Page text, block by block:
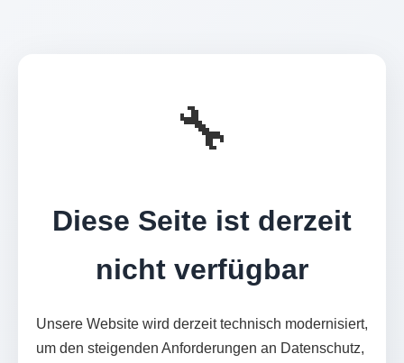
🔧
Diese Seite ist derzeit
nicht verfügbar
Unsere Website wird derzeit technisch modernisiert,
um den steigenden Anforderungen an Datenschutz,